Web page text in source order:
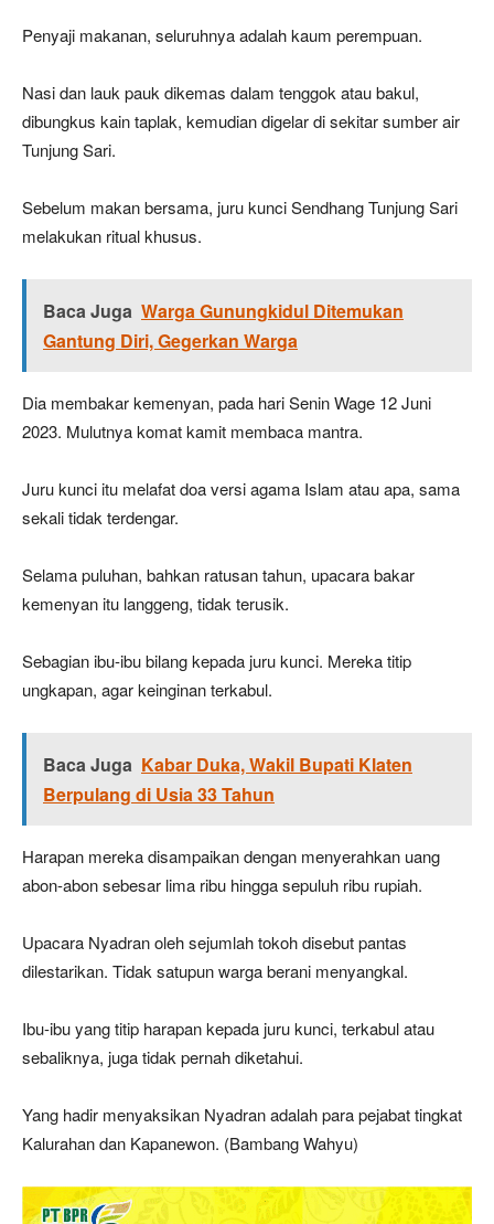
Penyaji makanan, seluruhnya adalah kaum perempuan.
Nasi dan lauk pauk dikemas dalam tenggok atau bakul,
dibungkus kain taplak, kemudian digelar di sekitar sumber air
Tunjung Sari.
Sebelum makan bersama, juru kunci Sendhang Tunjung Sari
melakukan ritual khusus.
Baca Juga Warga Gunungkidul Ditemukan
Gantung Diri, Gegerkan Warga
Dia membakar kemenyan, pada hari Senin Wage 12 Juni
2023. Mulutnya komat kamit membaca mantra.
Juru kunci itu melafat doa versi agama Islam atau apa, sama
sekali tidak terdengar.
Selama puluhan, bahkan ratusan tahun, upacara bakar
kemenyan itu langgeng, tidak terusik.
Sebagian ibu-ibu bilang kepada juru kunci. Mereka titip
ungkapan, agar keinginan terkabul.
Baca Juga Kabar Duka, Wakil Bupati Klaten
Berpulang di Usia 33 Tahun
Harapan mereka disampaikan dengan menyerahkan uang
abon-abon sebesar lima ribu hingga sepuluh ribu rupiah.
Upacara Nyadran oleh sejumlah tokoh disebut pantas
dilestarikan. Tidak satupun warga berani menyangkal.
Ibu-ibu yang titip harapan kepada juru kunci, terkabul atau
sebaliknya, juga tidak pernah diketahui.
Yang hadir menyaksikan Nyadran adalah para pejabat tingkat
Kalurahan dan Kapanewon. (Bambang Wahyu)